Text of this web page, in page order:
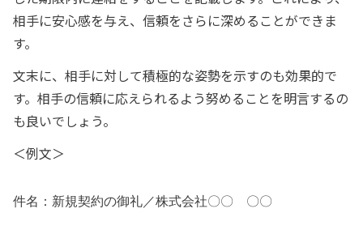
相手に安心感を与え、信頼をさらに深めることができま
す。
文末に、相手に対して積極的な姿勢を示すのも効果的で
す。相手の信頼に応えられるよう努めることを明言するの
も良いでしょう。
＜例文＞
件名：新規契約の御礼／株式会社〇〇　〇〇